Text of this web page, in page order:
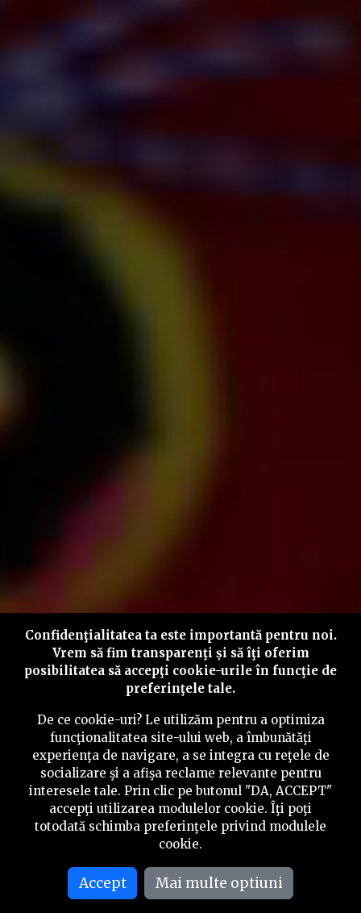
Confidenţialitatea ta este importantă pentru noi.
Vrem să fim transparenţi și să îţi oferim
posibilitatea să accepţi cookie-urile în funcţie de
preferinţele tale.
De ce cookie-uri? Le utilizăm pentru a optimiza
funcţionalitatea site-ului web, a îmbunătăţi
experienţa de navigare, a se integra cu reţele de
socializare şi a afişa reclame relevante pentru
interesele tale. Prin clic pe butonul "DA, ACCEPT"
accepţi utilizarea modulelor cookie. Îţi poţi
totodată schimba preferinţele privind modulele
cookie.
Accept Mai multe optiuni